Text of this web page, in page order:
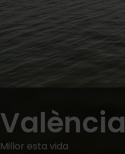
València
Millor esta vida